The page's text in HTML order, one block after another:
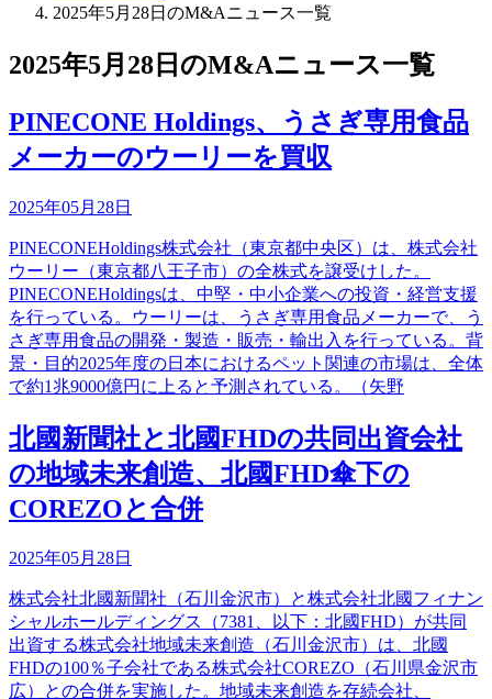
2025年5月28日のM&Aニュース一覧
2025年5月28日のM&Aニュース一覧
PINECONE Holdings、うさぎ専用食品
メーカーのウーリーを買収
2025年05月28日
PINECONEHoldings株式会社（東京都中央区）は、株式会社
ウーリー（東京都八王子市）の全株式を譲受けした。
PINECONEHoldingsは、中堅・中小企業への投資・経営支援
を行っている。ウーリーは、うさぎ専用食品メーカーで、う
さぎ専用食品の開発・製造・販売・輸出入を行っている。背
景・目的2025年度の日本におけるペット関連の市場は、全体
で約1兆9000億円に上ると予測されている。（矢野
北國新聞社と北國FHDの共同出資会社
の地域未来創造、北國FHD傘下の
COREZOと合併
2025年05月28日
株式会社北國新聞社（石川金沢市）と株式会社北國フィナン
シャルホールディングス（7381、以下：北國FHD）が共同
出資する株式会社地域未来創造（石川金沢市）は、北國
FHDの100％子会社である株式会社COREZO（石川県金沢市
広）との合併を実施した。地域未来創造を存続会社、